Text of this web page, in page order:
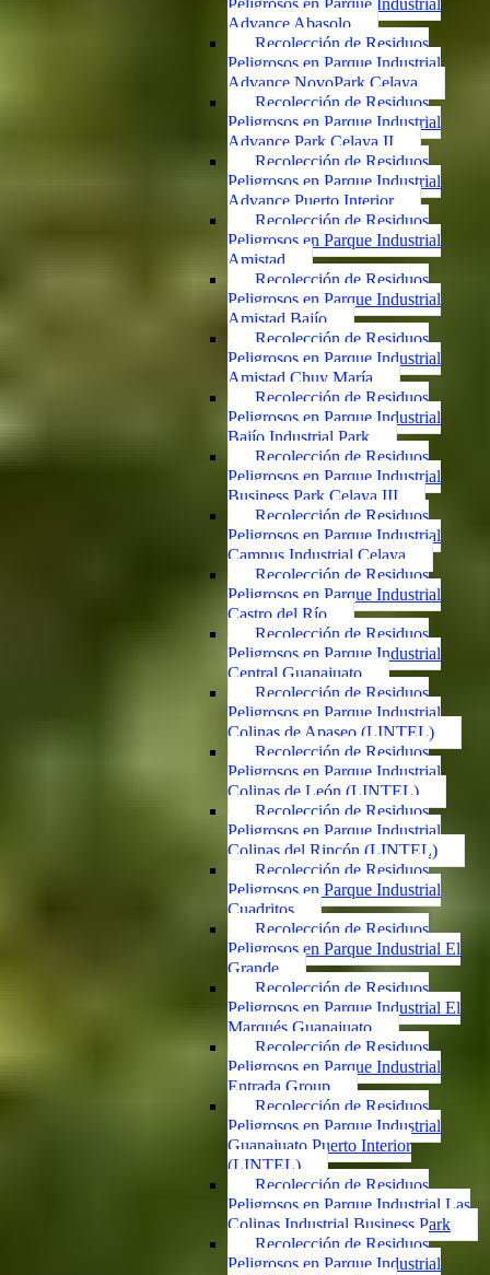
Peligrosos en Parque Industrial
Advance Abasolo
Recolección de Residuos
Peligrosos en Parque Industrial
Advance NovoPark Celaya
Recolección de Residuos
Peligrosos en Parque Industrial
Advance Park Celaya II
Recolección de Residuos
Peligrosos en Parque Industrial
Advance Puerto Interior
Recolección de Residuos
Peligrosos en Parque Industrial
Amistad
Recolección de Residuos
Peligrosos en Parque Industrial
Amistad Bajío
Recolección de Residuos
Peligrosos en Parque Industrial
Amistad Chuy María
Recolección de Residuos
Peligrosos en Parque Industrial
Bajío Industrial Park
Recolección de Residuos
Peligrosos en Parque Industrial
Business Park Celaya III
Recolección de Residuos
Peligrosos en Parque Industrial
Campus Industrial Celaya
Recolección de Residuos
Peligrosos en Parque Industrial
Castro del Río
Recolección de Residuos
Peligrosos en Parque Industrial
Central Guanajuato
Recolección de Residuos
Peligrosos en Parque Industrial
Colinas de Apaseo (LINTEL)
Recolección de Residuos
Peligrosos en Parque Industrial
Colinas de León (LINTEL)
Recolección de Residuos
Peligrosos en Parque Industrial
Colinas del Rincón (LINTEL)
Recolección de Residuos
Peligrosos en Parque Industrial
Cuadritos
Recolección de Residuos
Peligrosos en Parque Industrial El
Grande
Recolección de Residuos
Peligrosos en Parque Industrial El
Marqués Guanajuato
Recolección de Residuos
Peligrosos en Parque Industrial
Entrada Group
Recolección de Residuos
Peligrosos en Parque Industrial
Guanajuato Puerto Interior
(LINTEL)
Recolección de Residuos
Peligrosos en Parque Industrial Las
Colinas Industrial Business Park
Recolección de Residuos
Peligrosos en Parque Industrial